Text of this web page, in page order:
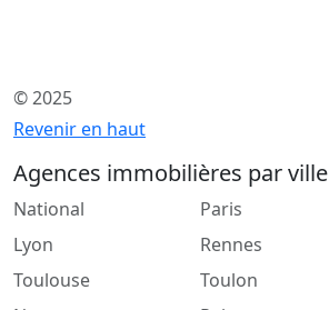
© 2025
Revenir en haut
Agences immobilières par ville
National
Lyon
Toulouse
Paris
Rennes
Toulon